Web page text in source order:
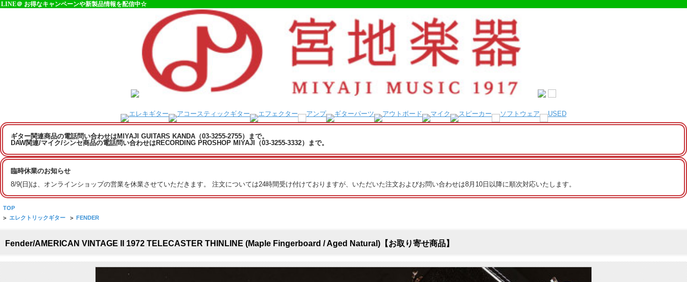
LINE＠ お得なキャンペーンや新製品情報を配信中☆
ギター関連商品の電話問い合わせはMIYAJI GUITARS KANDA（03-3255-2755）まで。
DAW関連/マイク/シンセ商品の電話問い合わせはRECORDING PROSHOP MIYAJI（03-3255-3332）まで。
臨時休業のお知らせ
8/9(日)は、オンラインショップの営業を休業させていただきます。 注文については24時間受け付けておりますが、いただいた注文およびお問い合わせは8月10日以降に順次対応いたします。
TOP
> エレクトリックギター > FENDER
Fender/AMERICAN VINTAGE II 1972 TELECASTER THINLINE (Maple Fingerboard / Aged Natural)【お取り寄せ商品】